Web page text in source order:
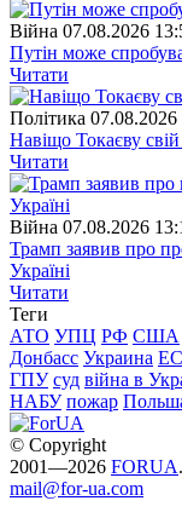
Війна 07.08.2026
Путін може
Читати
Полiтика 07.08.2026
Навіщо Токаєву
Читати
Війна 07.08.2026
Трамп заявив про
Україні
Читати
Теги
АТО УПЦ РФ США
Донбасс Украина ЕС
ГПУ суд війна в
НАБУ пожар
© Copyright
2001—2026 FORUA
mail@for-ua.com